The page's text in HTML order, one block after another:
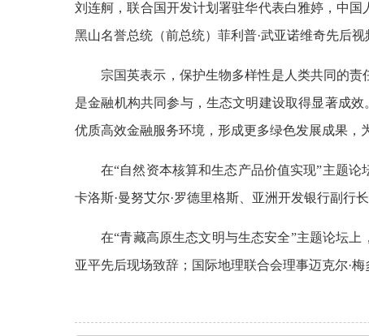
刘连舸，联合国开发计划署驻华代表白雅婷，中
黑山名誉总统（前总统）菲利普·武亚诺维奇先后视
宗国英表示，保护生物多样性是人类共同的
是金融机构共同参与，生态文明建设取得显著成
优质高效金融服务环境，形成更多绿色发展成果，
在“自然资本核算和生态产品价值实现”主题
卡洛斯·曼努艾尔·罗德里格斯、亚洲开发银行副行
在“青藏高原生态文明与生态安全”主题论坛
亚平先后现场致辞；国际地理联合会理事迈克尔·